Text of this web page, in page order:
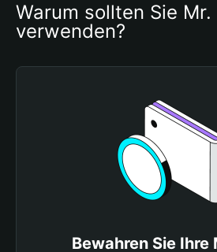
Warum sollten Sie
verwenden?
Bewahren Sie Ihre